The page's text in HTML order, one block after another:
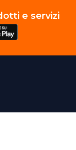
e servizi